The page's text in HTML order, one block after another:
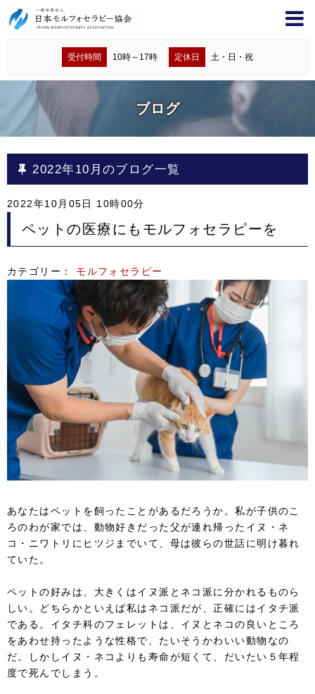
受付時間 10時～17時 定休日 土・日・祝
ブログ
2022年10月のブログ一覧
2022年10月05日 10時00分
ペットの医療にもモルフォセラピーを
カテゴリー： モルフォセラピー
あなたはペットを飼ったことがあるだろうか。私が子供のこ
ろのわが家では、動物好きだった父が連れ帰ったイヌ・ネ
コ・ニワトリにヒツジまでいて、母は彼らの世話に明け暮れ
ていた。
ペットの好みは、大きくはイヌ派とネコ派に分かれるものら
しい。どちらかといえば私はネコ派だが、正確にはイタチ派
である。イタチ科のフェレットは、イヌとネコの良いところ
をあわせ持ったような性格で、たいそうかわいい動物なの
だ。しかしイヌ・ネコよりも寿命が短くて、だいたい５年程
度で死んでしまう。